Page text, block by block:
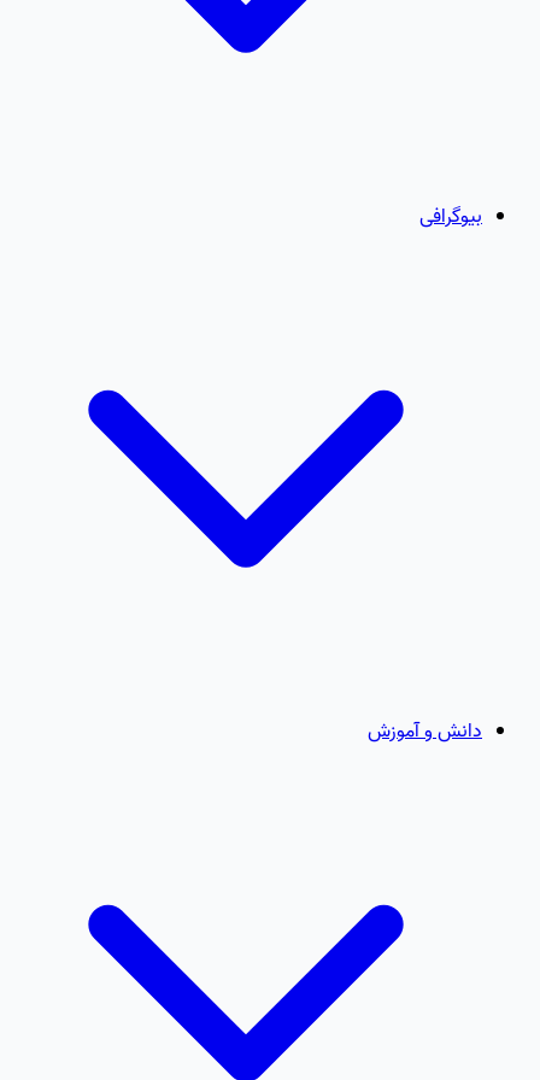
بیوگرافی
دانش و آموزش